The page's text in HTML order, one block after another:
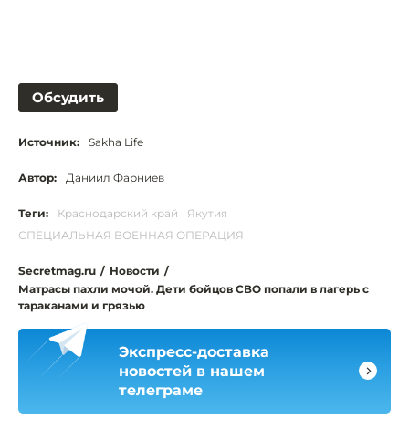
Обсудить
Источник: Sakha Life
Автор: Даниил Фарниев
Теги: Краснодарский край
Якутия
СПЕЦИАЛЬНАЯ ВОЕННАЯ ОПЕРАЦИЯ
Secretmag.ru / Новости /
Матрасы пахли мочой. Дети бойцов СВО попали в лагерь с
тараканами и грязью
Экспресс-доставка
новостей в нашем
телеграме